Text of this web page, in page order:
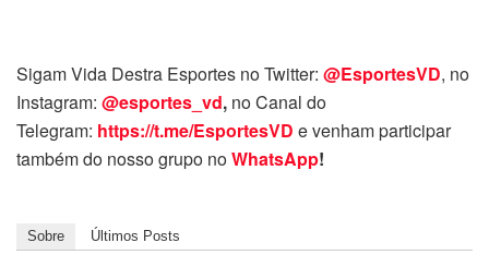
Sigam Vida Destra Esportes no Twitter: @EsportesVD, no
Instagram: @esportes_vd, no Canal do
Telegram: https://t.me/EsportesVD e venham participar
também do nosso grupo noWhatsApp!
Sobre Últimos Posts